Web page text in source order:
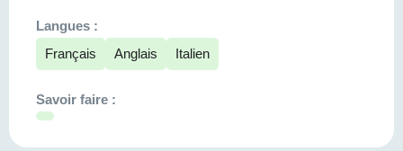
Langues :
Français
Anglais Italien
Savoir faire :